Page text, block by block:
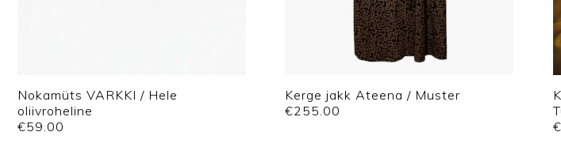
Nokamüts VARKKI / Hele
oliivroheline
€59.00
Kerge jakk Ateena / Muster
€255.00
€